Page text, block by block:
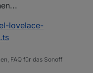
lovelace-
FAQ für das Sonoff